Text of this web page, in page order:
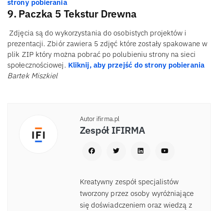
strony pobierania
9. Paczka 5 Tekstur Drewna
Zdjęcia są do wykorzystania do osobistych projektów i
prezentacji. Zbiór zawiera 5 zdjęć które zostały spakowane w
plik ZIP który można pobrać po polubieniu strony na sieci
społecznościowej. Kliknij, aby przejść do strony pobierania
Bartek Miszkiel
Autor ifirma.pl
Zespół IFIRMA
Kreatywny zespół specjalistów
tworzony przez osoby wyróżniające
się doświadczeniem oraz wiedzą z